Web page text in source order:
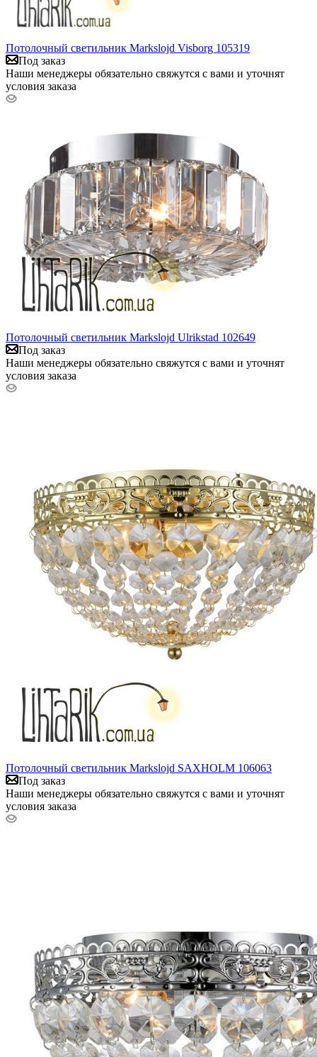
Потолочный светильник Markslojd Visborg 105319
Под заказ
Наши менеджеры обязательно свяжутся с вами и уточнят
условия заказа
Потолочный светильник Markslojd Ulrikstad 102649
Под заказ
Наши менеджеры обязательно свяжутся с вами и уточнят
условия заказа
Потолочный светильник Markslojd SAXHOLM 106063
Под заказ
Наши менеджеры обязательно свяжутся с вами и уточнят
условия заказа